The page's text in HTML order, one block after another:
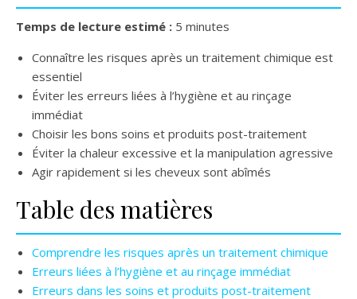
Temps de lecture estimé : 5 minutes
Connaître les risques après un traitement chimique est
essentiel
Éviter les erreurs liées à l’hygiène et au rinçage
immédiat
Choisir les bons soins et produits post-traitement
Éviter la chaleur excessive et la manipulation agressive
Agir rapidement si les cheveux sont abîmés
Table des matières
Comprendre les risques après un traitement chimique
Erreurs liées à l’hygiène et au rinçage immédiat
Erreurs dans les soins et produits post-traitement